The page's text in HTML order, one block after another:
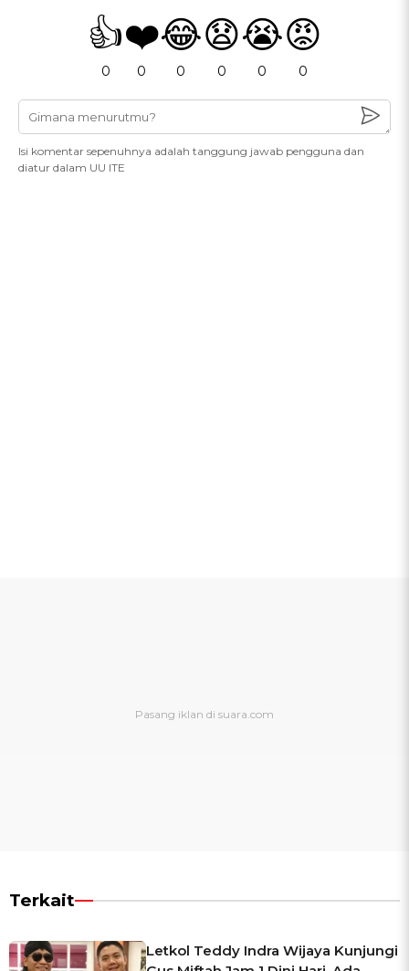
👍
0
❤️
0
😂
0
😧
0
😭
0
😡
0
Isi komentar sepenuhnya adalah tanggung jawab pengguna dan
diatur dalam UU ITE
Terkait
Letkol Teddy Indra Wijaya Kunjungi